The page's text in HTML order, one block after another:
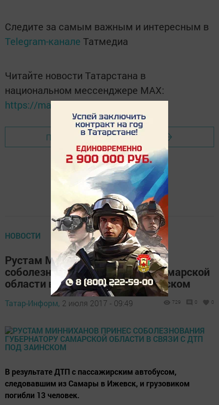
Следите за самым важным и интересным в
Telegram-канале Татмедиа
Читайте новости Татарстана в
национальном мессенджере MАХ:
https://max.ru/tatmedia
Перейти на страницу новости
НОВОСТИ
Рустам Минниханов принес
соболезнования губернатору Самарской
области в связи с ДТП под Заинском
Татар-Информ, 2 июля 2017 - 09:49 729 0 0
В результате ДТП с пассажирским автобусом,
следовавшим из Самары в Ижевск, и грузовиком
погибли 13 человек.